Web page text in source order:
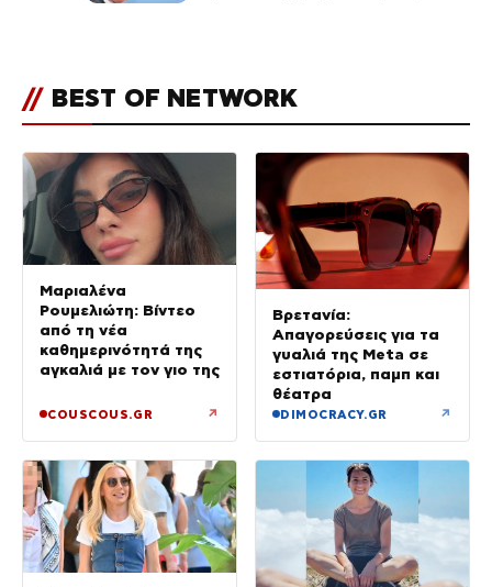
// BEST OF NETWORK
Μαριαλένα
Ρουμελιώτη: Βίντεο
από τη νέα
καθημερινότητά της
αγκαλιά με τον γιο της
COUSCOUS.GR ↗
Βρετανία:
Απαγορεύσεις για τα
γυαλιά της Meta σε
εστιατόρια, παμπ και
θέατρα
DIMOCRACY.GR ↗